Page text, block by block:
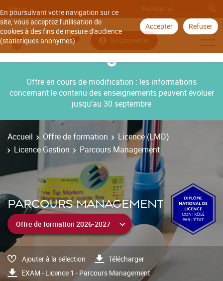
En poursuivant votre navigation sur ce
site, vous acceptez l'utilisation de
cookies à des fins de mesure d'audience
(statistiques anonymes).
Accepter Refuser
Aller à
Se connecter
Offre en cours de modification : les informations
concernant le contenu des enseignements peuvent évoluer
jusqu’au 30 septembre
Accueil Offre de formation
Licence (LMD)
Licence Gestion
Parcours Management
PARCOURS MANAGEMENT
Ajouter à la sélection
Télécharger
EXAM - Licence 1 - Parcours Management